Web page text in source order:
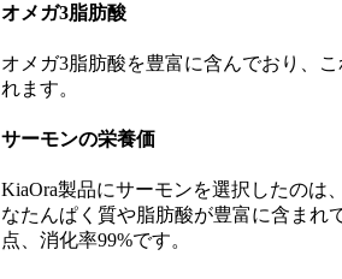
オメガ3脂肪酸
オメガ3脂肪酸を豊富に含んでおり、
れます。
サーモンの栄養価
KiaOra製品にサーモンを選択したのは
なたんぱく質や脂肪酸が豊富に含まれ
点、消化率99%です。